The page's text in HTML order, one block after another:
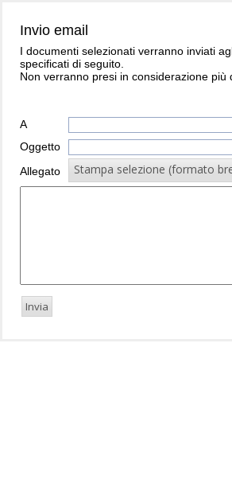
Invio email
I documenti selezionati verranno inviati
specificati di seguito.
Non verranno presi in considerazione più
A
Oggetto
Allegato
Stampa selezione (formato